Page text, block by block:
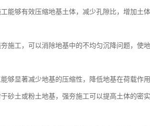
能够有效压缩地基土体，减少孔隙比，增加土
施工，可以消除地基中的不均匀沉降问题，使
够显著减少地基的压缩性，降低地基在荷载作
砂土或粉土地基，强夯施工可以提高土体的密